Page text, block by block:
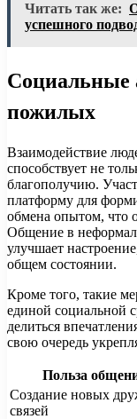
Читать так же:
успешного
Социальные
пожилых
Взаимодействие
способствует не
благополучию.
платформу для
обмена опытом, что
Общение в
улучшает
общем состоянии.
Кроме того, такие
единой социальной
делиться
свою очередь
Польза
Создание новых
связей